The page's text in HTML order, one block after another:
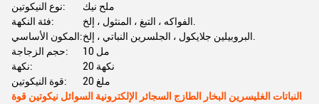
نوع النيكوتين:
ملح نيك
فئة النكهة:
الفواكه ، التبغ ، المنثول ، إلخ.
المكون الأساسي:
البروبيلين جلايكول ، الجلسرين النباتي ، إلخ.
حجم الزجاجة:
10 مل
نكهة:
20 نكهة
قوة النيكوتين:
20 ملغ
النباتات الغليسرين البخار الطازج السجائر الإلكترونية السوائل نيكوتين قوة